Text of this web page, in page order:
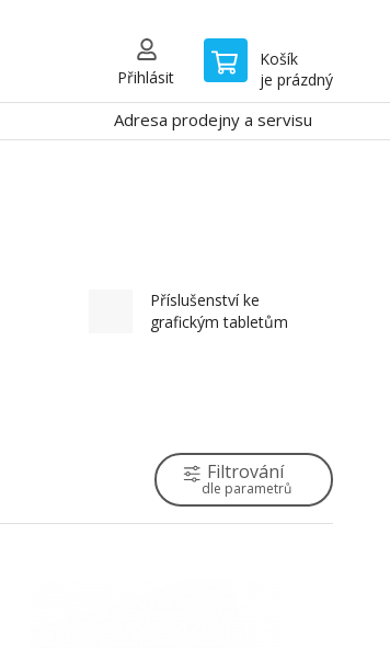
Přihlásit
Košík
je prázdný
Adresa prodejny a servisu
Příslušenství ke
grafickým tabletům
Filtrování
dle parametrů